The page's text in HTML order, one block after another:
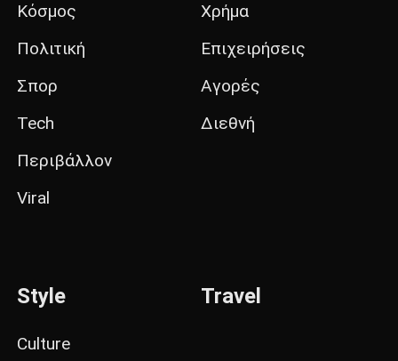
Κόσμος
Πολιτική
Σπορ
Tech
Περιβάλλον
Viral
Χρήμα
Επιχειρήσεις
Αγορές
Διεθνή
Style
Culture
Travel